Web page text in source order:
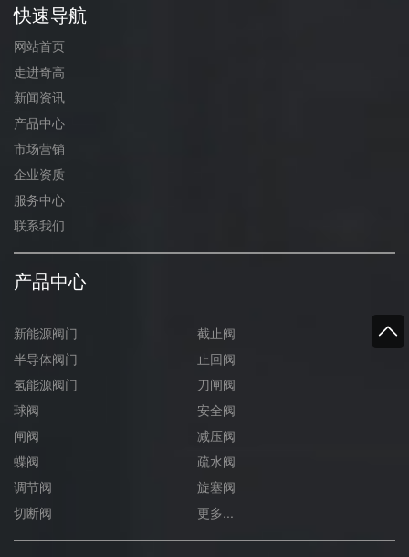
快速导航
网站首页
走进奇高
新闻资讯
产品中心
市场营销
企业资质
服务中心
联系我们
产品中心
新能源阀门
半导体阀门
氢能源阀门
球阀
闸阀
蝶阀
调节阀
切断阀
截止阀
止回阀
刀闸阀
安全阀
减压阀
疏水阀
旋塞阀
更多...